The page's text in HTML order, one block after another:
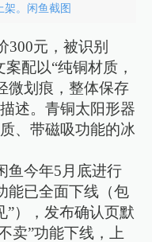
架。闲鱼截图
300元，被识别
配以“纯铜材质，
微划痕，整体保存
述。青铜太阳形器
、带磁吸功能的冰
鱼今年5月底进行
能已全面下线（包
”），发布确认页默
卖”功能下线，上